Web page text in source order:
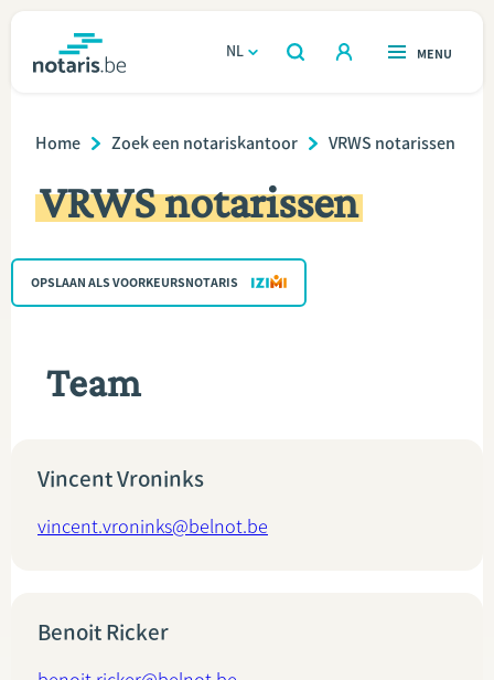
gaan
NL
OPEN
ZOEKEN
OPEN
MENU
Wonen
Relatie & samenleven
Erven & schenken
Over de notaris
VIND EEN NOTARIS
Breadcrumb
Home Zoek een notariskantoor VRWS notarissen
VRWS notarissen
OPSLAAN ALS VOORKEURSNOTARIS
Team
Vincent Vroninks
vincent.vroninks@belnot.be
Benoit Ricker